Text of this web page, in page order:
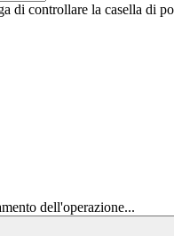
di controllare la casella di
dell'operazione...